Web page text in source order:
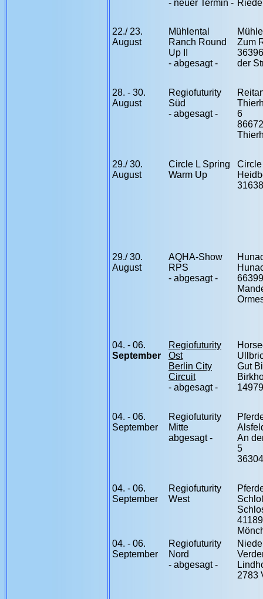
- neuer Termin -
22./ 23.
August
Mühlental
Ranch Round
Up II
- abgesagt -
Zum
der
28. - 30.
August
Regiofuturity
Süd
- abgesagt -
6
86672
29./ 30.
August
Circle L Spring
Warm Up
29./ 30.
August
AQHA-Show
RPS
- abgesagt -
66399
04. - 06.
September
Regiofuturity
Ost
Berlin City
Circuit
- abgesagt -
Gut
04. - 06.
September
Regiofuturity
Mitte
abgesagt -
An
5
04. - 06.
September
Regiofuturity
West
41189
04. - 06.
September
Regiofuturity
Nord
- abgesagt -
2783